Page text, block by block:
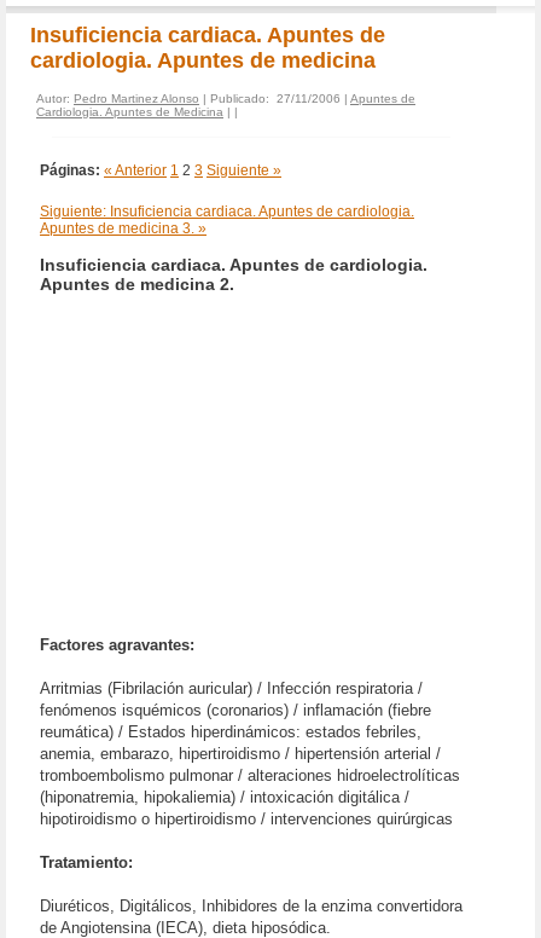
Insuficiencia cardiaca. Apuntes de
cardiologia. Apuntes de medicina
Autor: Pedro Martinez Alonso | Publicado: 27/11/2006 | Apuntes de
Cardiologia. Apuntes de Medicina | |
Páginas: « Anterior 1 2 3 Siguiente »
Siguiente: Insuficiencia cardiaca. Apuntes de cardiologia.
Apuntes de medicina 3. »
Insuficiencia cardiaca. Apuntes de cardiologia.
Apuntes de medicina 2.
Factores agravantes:
Arritmias (Fibrilación auricular) / Infección respiratoria /
fenómenos isquémicos (coronarios) / inflamación (fiebre
reumática) / Estados hiperdinámicos: estados febriles,
anemia, embarazo, hipertiroidismo / hipertensión arterial /
tromboembolismo pulmonar / alteraciones hidroelectrolíticas
(hiponatremia, hipokaliemia) / intoxicación digitálica /
hipotiroidismo o hipertiroidismo / intervenciones quirúrgicas
Tratamiento:
Diuréticos, Digitálicos, Inhibidores de la enzima convertidora
de Angiotensina (IECA), dieta hiposódica.